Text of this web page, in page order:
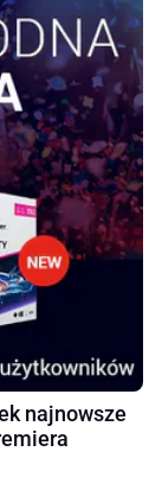
najnowsze